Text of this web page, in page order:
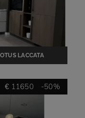
LACCATA
€ 11650 -50%